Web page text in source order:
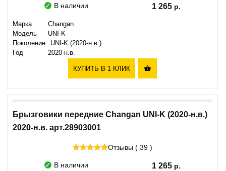
В наличии 1 265
Марка
Changan
Модель
UNI-K
Поколение
UNI-K (2020-н.в.)
Год
2020-н.в.
КУПИТЬ В 1 КЛИК 
Брызговики передние Changan UNI-K (2020-н.в.)
2020-н.в. арт.28903001
Отзывы ( 39 )
В наличии 1 265